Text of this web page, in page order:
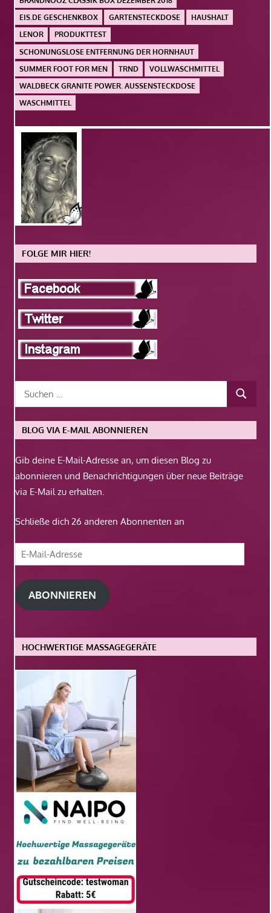
EIS.DE GESCHENKBOX
GARTENSTECKDOSE
HAUSHALT
LENOR
PRODUKTTEST
SCHONUNGSLOSE ENTFERNUNG DER HORNHAUT
SUMMER FOOT FOR MEN
TRND
VOLLWASCHMITTEL
WALDBECK GRANITE POWER. AUSSENSTECKDOSE
WASCHMITTEL
FOLGE MIR HIER!
BLOG VIA E-MAIL ABONNIEREN
Gib deine E-Mail-Adresse an, um diesen Blog zu
abonnieren und Benachrichtigungen über neue Beiträge
via E-Mail zu erhalten.
Schließe dich 26 anderen Abonnenten an
E-
Mail-
Adresse
ABONNIEREN
HOCHWERTIGE MASSAGEGERÄTE